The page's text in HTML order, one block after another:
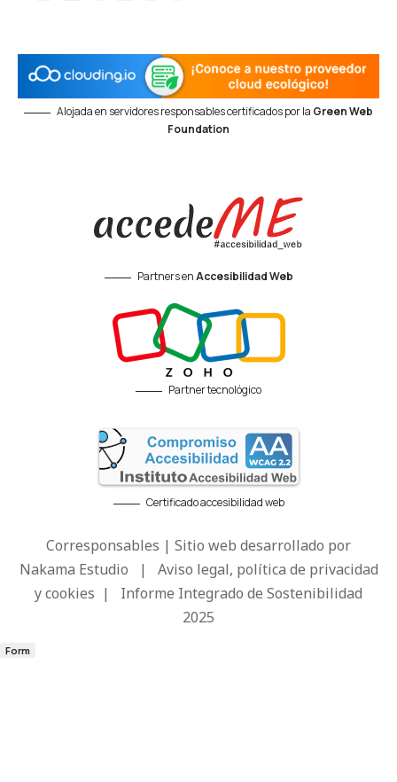
Alojada en servidores responsables certificados por la Green Web
Foundation
Partners enAccesibilidad Web
Partner tecnológico
Certificado accesibilidad web
Corresponsables | Sitio web desarrollado por
Nakama Estudio | Aviso legal, política de privacidad
y cookies | Informe Integrado de Sostenibilidad
2025
Form